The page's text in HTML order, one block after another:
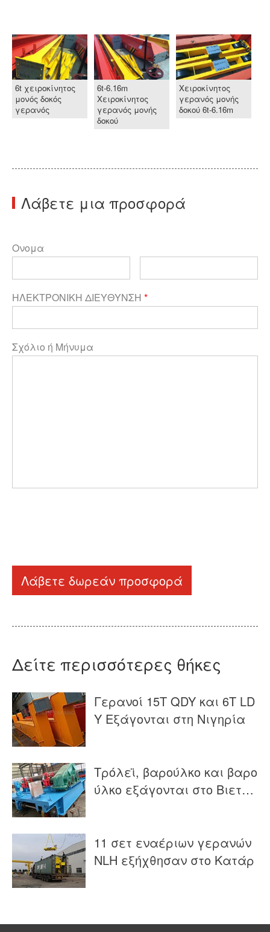
6t χειροκίνητος
μονός δοκός
γερανός
6t-6.16m
Χειροκίνητος
γερανός μονής
δοκού
Χειροκίνητος
γερανός μονής
δοκού 6t-6.16m
Λάβετε μια προσφορά
Ονομα
ΗΛΕΚΤΡΟΝΙΚΗ ΔΙΕΥΘΥΝΣΗ *
Σχόλιο ή Μήνυμα
Λάβετε δωρεάν προσφορά
Δείτε περισσότερες θήκες
Γερανοί 15T QDY και 6T LD
Y Εξάγονται στη Νιγηρία
Τρόλεϊ, βαρούλκο και βαρο
ύλκο εξάγονται στο Βιετνά
11 σετ εναέριων γερανών
NLH εξήχθησαν στο Κατάρ